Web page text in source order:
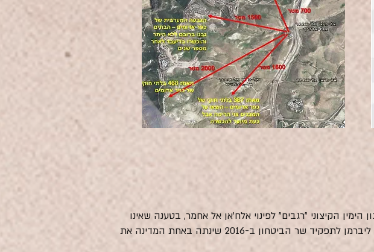
וארגון הימין הקיצוני "רגבים" לפינוי אלח'אן אל אחמר, בטענה שאינו
מתערב בשיקול הדעת התכנוני של המדינה בנוגע לאדמות מדינה. עם כניסת השר ליברמן לתפקיד שר הביטחון ב-2016 שינתה באחת המדינה את